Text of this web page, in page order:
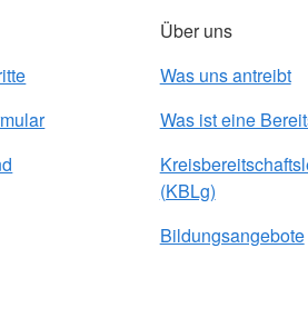
Über uns
Was uns antreibt
Was ist eine
(KBLg)
Bildungsangebote